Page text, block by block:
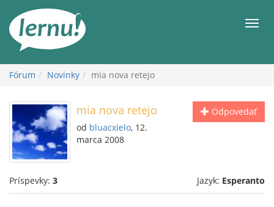
obsah
Fórum Novinky mia nova retejo
Odpovedať
mia nova retejo
od bluacxielo, 12.
marca 2008
Príspevky: 3 Jazyk: Esperanto